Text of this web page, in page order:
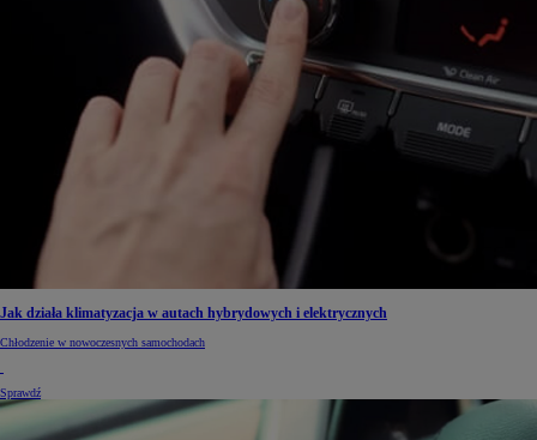
Jak działa klimatyzacja w autach hybrydowych i elektrycznych
Chłodzenie w nowoczesnych samochodach
Sprawdź